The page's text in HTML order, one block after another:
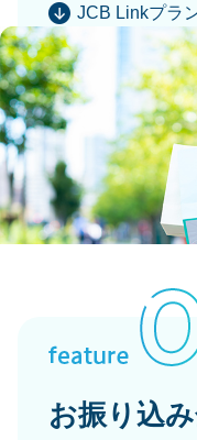
JCB Linkプラ
お振り込